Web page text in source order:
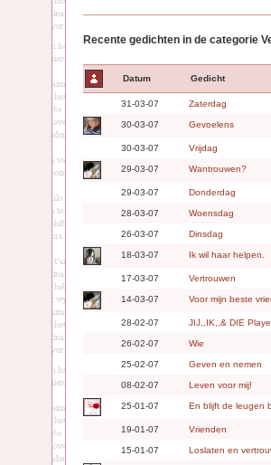
Recente gedichten in de categorie
Datum Gedicht
31-03-07 Zaterdag
30-03-07 Gevoelens
30-03-07 Vrijdag
29-03-07 Wantrouwen?
29-03-07 Donderdag
28-03-07 Woensdag
26-03-07 Dinsdag
18-03-07 Ik wil haar helpen.
17-03-07 Vertrouwen
14-03-07 Voor mijn beste
28-02-07 JIJ,,IK,,& DIE
26-02-07 Wie
25-02-07 Geven en nemen
08-02-07 Leven voor mij!
25-01-07 En blijft de leugen
19-01-07 Vrienden
15-01-07 Loslaten en